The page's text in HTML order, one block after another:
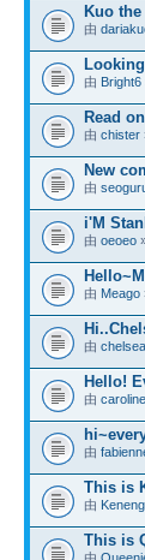
Kuo the
由
由 Bright6
Read
由 chister
New
由
i'M
由 oeoeo
由 Meago
由
Hello!
由 caroline
由
This is
由 Keneng
This is
由